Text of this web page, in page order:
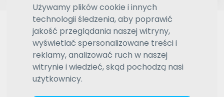
Używamy plików cookie i innych
technologii śledzenia, aby poprawić
jakość przeglądania naszej witryny,
wyświetlać spersonalizowane treści i
reklamy, analizować ruch w naszej
witrynie i wiedzieć, skąd pochodzą nasi
użytkownicy.
Wyszukiwanie zaawansowane
Reklama
ZAMÓW REKLAMĘ W TYM MIEJSCU